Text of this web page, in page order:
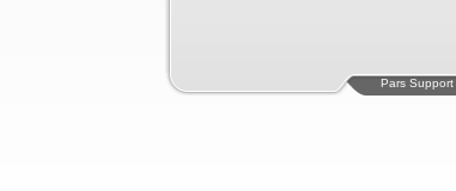
Pars Support